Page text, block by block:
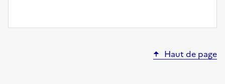
Haut de page